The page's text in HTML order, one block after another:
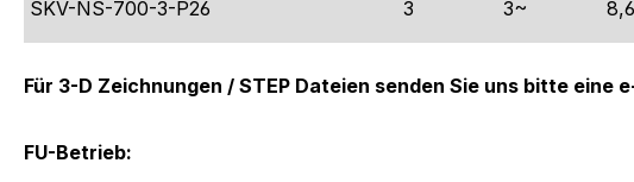
SKV-NS-700-3-P26 3 3~ 8,6
Für 3-D Zeichnungen / STEP Dateien senden Sie uns bitte eine
FU-Betrieb: